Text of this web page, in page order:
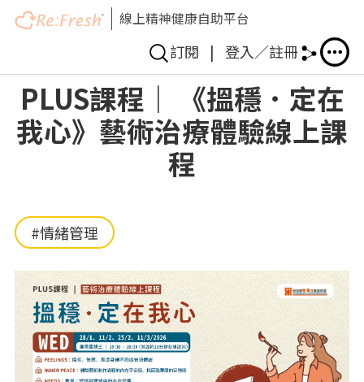
移
線上精神健康自助平台
訂閱 | 登入／註冊
PLUS課程｜ 《搵穩．定在
我心》藝術治療體驗線上課
程
#情緒管理